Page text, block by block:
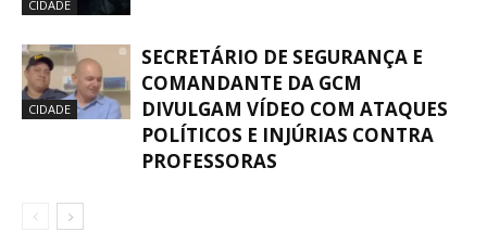
CIDADE
CIDADE
SECRETÁRIO DE SEGURANÇA E
COMANDANTE DA GCM
DIVULGAM VÍDEO COM ATAQUES
POLÍTICOS E INJÚRIAS CONTRA
PROFESSORAS